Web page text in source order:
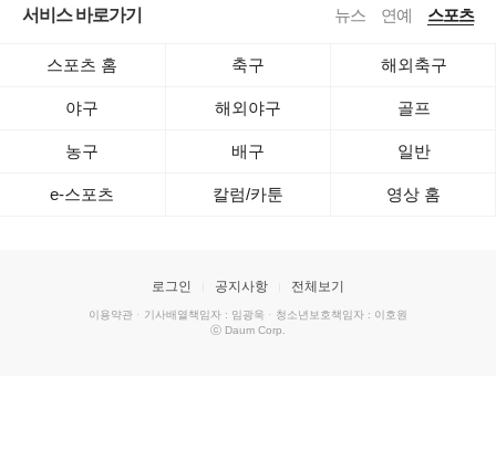
서비스 바로가기 뉴스 연예 스포츠
스포츠 홈 축구 해외축구
야구 해외야구 골프
농구 배구 일반
e-스포츠 칼럼/카툰 영상 홈
로그인 공지사항 전체보기
이용약관 · 기사배열책임자 : 임광욱 · 청소년보호책임자 : 이호원
ⓒ Daum Corp.